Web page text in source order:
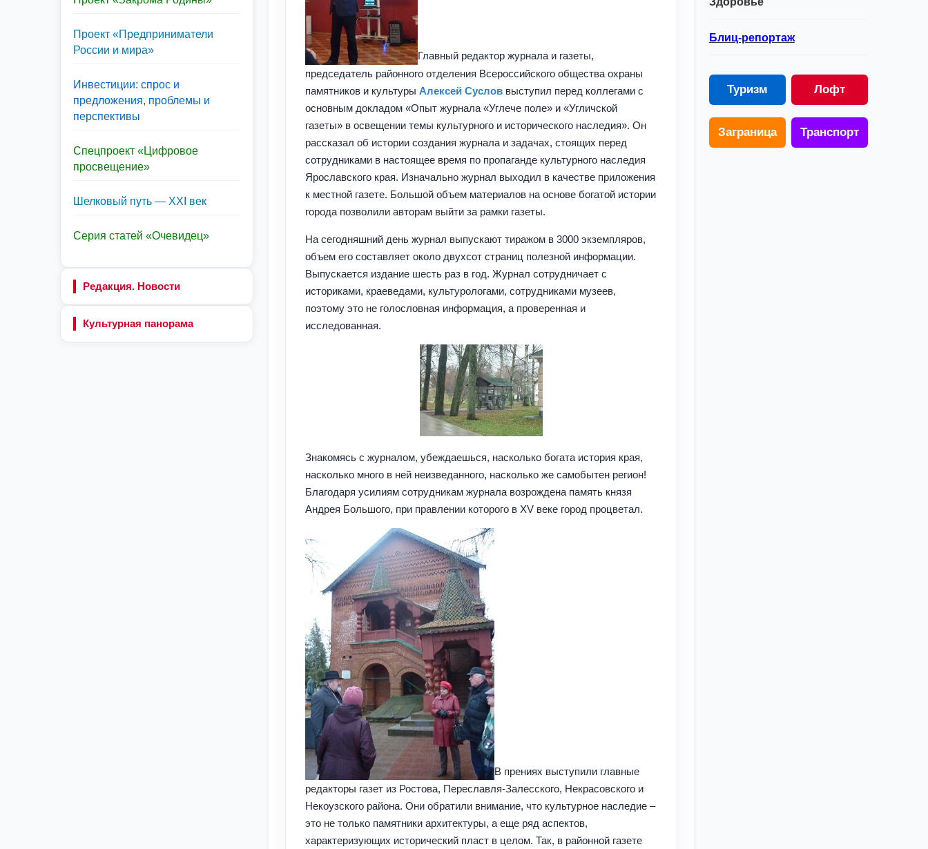
Проект «Предприниматели
России и мира»
Инвестиции: спрос и
предложения, проблемы и
перспективы
Спецпроект «Цифровое
просвещение»
Шелковый путь — XXI век
Серия статей «Очевидец»
Редакция. Новости
Культурная панорама
Главный редактор журнала и газеты,
председатель районного отделения Всероссийского общества охраны
памятников и культурыАлексей Суслов выступил перед коллегами с
основным докладом «Опыт журнала «Углече поле» и «Угличской
газеты» в освещении темы культурного и исторического наследия». Он
рассказал об истории создания журнала и задачах, стоящих перед
сотрудниками в настоящее время по пропаганде культурного наследия
Ярославского края. Изначально журнал выходил в качестве приложения
к местной газете. Большой объем материалов на основе богатой истории
города позволили авторам выйти за рамки газеты.
На сегодняшний день журнал выпускают тиражом в 3000 экземпляров,
объем его составляет около двухсот страниц полезной информации.
Выпускается издание шесть раз в год. Журнал сотрудничает с
историками, краеведами, культурологами, сотрудниками музеев,
поэтому это не голословная информация, а проверенная и
исследованная.
Знакомясь с журналом, убеждаешься, насколько богата история края,
насколько много в ней неизведанного, насколько же самобытен регион!
Благодаря усилиям сотрудникам журнала возрождена память князя
Андрея Большого, при правлении которого в XV веке город процветал.
В прениях выступили главные
редакторы газет из Ростова, Переславля-Залесского, Некрасовского и
Некоузского района. Они обратили внимание, что культурное наследие –
это не только памятники архитектуры, а еще ряд аспектов,
характеризующих исторический пласт в целом. Так, в районной газете
Блиц-репортаж
Туризм Лофт
Заграница Транспорт